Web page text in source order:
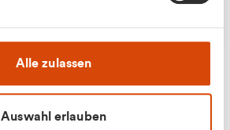
Alle zulassen
Auswahl erlauben